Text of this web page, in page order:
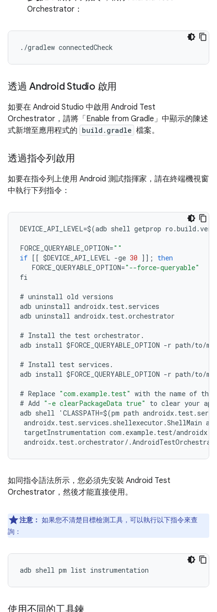
Orchestrator：
./gradlew connectedCheck
透過 Android Studio 啟用
如要在 Android Studio 中啟用 Android Test
Orchestrator，請將「Enable from Gradle」 中顯示的陳述
式新增至應用程式的 build.gradle 檔案。
透過指令列啟用
如要在指令列上使用 Android 測試指揮家，請在終端機視窗
中執行下列指令：
DEVICE_API_LEVEL=$(adb shell getprop ro .build .
FORCE_QUERYABLE_OPTION=""
if [[ $DEVICE_API_LEVEL -ge 30 ]];
then
FORCE_QUERYABLE_OPTION="--force-queryable"
fi
# uninstall old versions
adb uninstall androidx. test. services
adb uninstall androidx. test.orchestrator
# Install the test orchestrator .
adb install $FORCE_QUERYABLE_OPTION -r path/to/
# Install test services .
adb install $FORCE_QUERYABLE_OPTION -r path/to/
# Replace "com.example.test" with the name of the
# Add "-e clearPackageData true" to clear your app
adb shell ' CLASSPATH=$(pm path androidx. test.
androidx. test. services . shellexecutor .ShellMain am
targetInstrumentation com . example. test/androidx
androidx. test.orchestrator/ .
如同指令語法所示，您必須先安裝 Android Test
Orchestrator，然後才能直接使用。
注意： 如果您不清楚目標檢測工具，可以執行以下指令來查
詢：
使用不同的工具鍊